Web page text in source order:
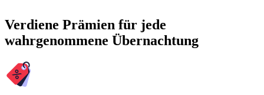
Verdiene Prämien für jede
wahrgenommene Übernachtung